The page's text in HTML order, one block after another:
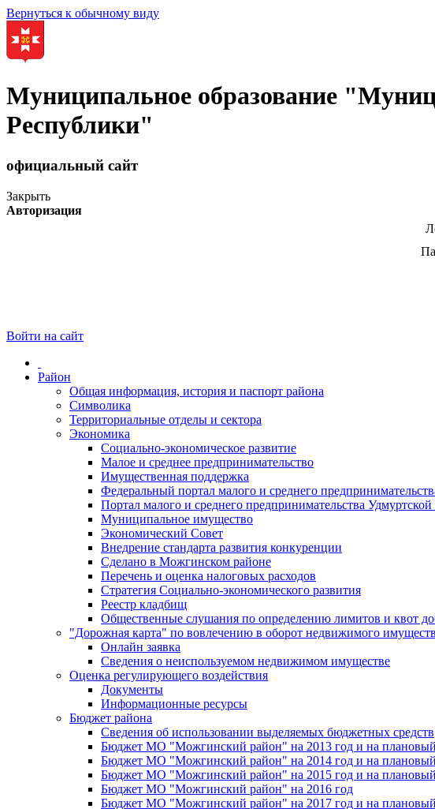
Вернуться к обычному виду
Муниципальное образование
Республики"
официальный сайт
Закрыть
Авторизация
Войти на сайт
Район
Общая информация, история и паспорт района
Символика
Территориальные отделы и сектора
Экономика
Социально-экономическое развитие
Малое и среднее предпринимательство
Имущественная поддержка
Федеральный портал малого и среднего
Портал малого и среднего предпринимательства
Муниципальное имущество
Экономический Совет
Внедрение стандарта развития конкуренции
Сделано в Можгинском районе
Перечень и оценка налоговых расходов
Стратегия Социально-экономического развития
Реестр кладбищ
Общественные слушания по определению лимитов и квот
"Дорожная карта" по вовлечению в оборот недвижимого
Онлайн заявка
Сведения о неиспользуемом недвижимом имуществе
Оценка регулирующего воздействия
Документы
Информационные ресурсы
Бюджет района
Сведения об использовании выделяемых бюджетных средств
Бюджет МО "Можгинский район" на 2013 год и на плановый
Бюджет МО "Можгинский район" на 2014 год и на плановый
Бюджет МО "Можгинский район" на 2015 год и на плановый
Бюджет МО "Можгинский район" на 2016 год
Бюджет МО "Можгинский район" на 2017 год и на плановый